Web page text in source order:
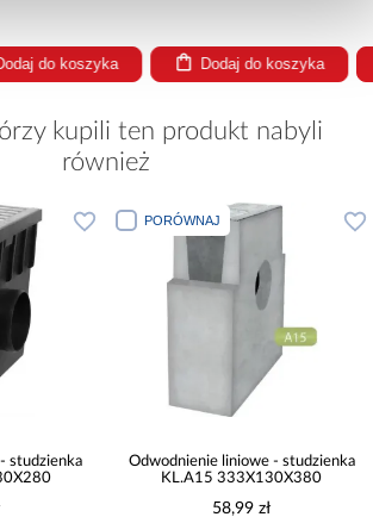
Dodaj do koszyka
kupili ten produkt nabyli
również
studzienka
PORÓWNAJ
Odwodnienie liniowe - studzienka
KL.A15 333X130X380
58,99 zł